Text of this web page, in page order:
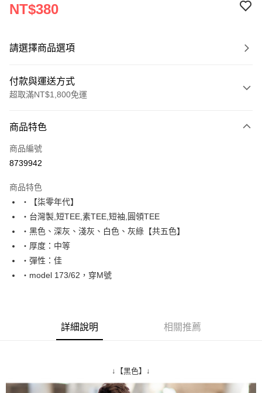
NT$380
請選擇商品選項
付款與運送方式
超取滿NT$1,800免運
信用卡一次付款
超商取貨付款
Apple Pay
街口支付
悠遊付
Google Pay
AFTEE先享後付是「在收到商品之後才付款」的支付方式。 讓您購物簡單
３．安心：先確認商品／服務後，再付款。
【「AFTEE先享後付」結帳流程】
每筆NT$80，滿NT$1,800(含以上)免運費
商品特色
商品編號
8739942
商品特色
‧【柒零年代】
‧台灣製,短TEE,素TEE,短袖,圓領TEE
‧黑色、深灰、淺灰、白色、灰綠【共五色】
‧厚度：中等
‧彈性：佳
‧model 173/62，穿M號
詳細說明 相關推薦
↓【黑色】↓